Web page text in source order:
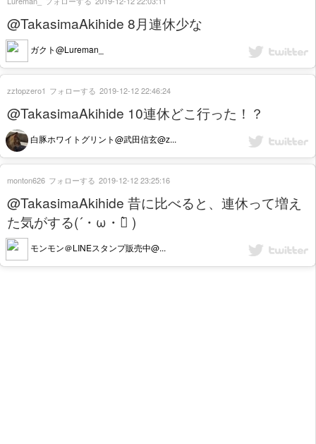
@TakasimaAkihide 8月連休少な
ガクト@Lureman_
@TakasimaAkihide 10連休どこ行った！？
白豚ホワイトグリント@武田信玄@z...
zztopzero1 フォローする 2019-12-12 22:46:24
@TakasimaAkihide 昔に比べると、連休って増え
た気がする(´・ω・ก̀ )
モンモン＠LINEスタンプ販売中@...
monton626 フォローする 2019-12-12 23:25:16